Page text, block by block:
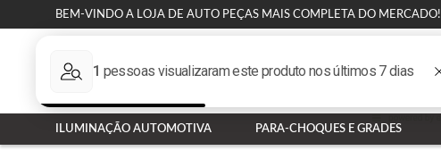
BEM-VINDO A LOJA DE AUTO PEÇAS MAIS COMPLETA DO MERCADO!
ILUMINAÇÃO AUTOMOTIVA PARA-CHOQUES E GRADES